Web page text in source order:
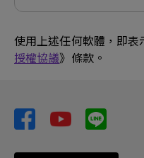
使用上述任何軟體，即
授權協議》條款。